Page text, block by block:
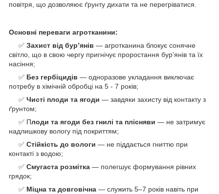
повітря, що дозволяює ґрунту дихати та не перегріватися.
Основні переваги агротканини:
✅ Захист від бур’янів — агротканина блокує сонячне
світло, що в свою чергу пригнічує проростання бур’янів та їх
насіння;
✅ Без гербіцидів — одноразове укладання виключає
потребу в хімічній обробці на 5 - 7 років;
✅ Чисті плоди та ягоди — завдяки захисту від контакту з
ґрунтом;
✅ Плоди та ягоди без гнилі та плісняви — не затримує
надлишкову вологу під покриттям;
✅ Стійкість до вологи — не піддається гниттю при
контакті з водою;
✅ Смугаста розмітка — полегшує формування рівних
грядок;
✅ Міцна та довговічна — служить 5–7 років навіть при